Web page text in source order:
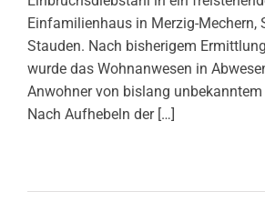
Einfamilienhaus in Merzig-Mechern,
Stauden. Nach bisherigem
wurde das Wohnanwesen in
Anwohner von bislang
Nach Aufhebeln der […]